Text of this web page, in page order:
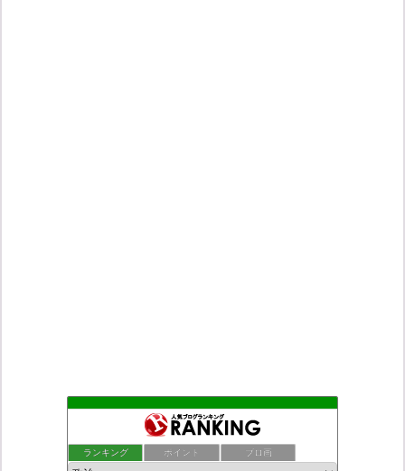
ランキング ポイント ブロ画
◎ 浮輪浮遊録 ◎
村野瀬玲奈の秘書課広報室
41位 デモや街宣のお供に！プラカード無料素材